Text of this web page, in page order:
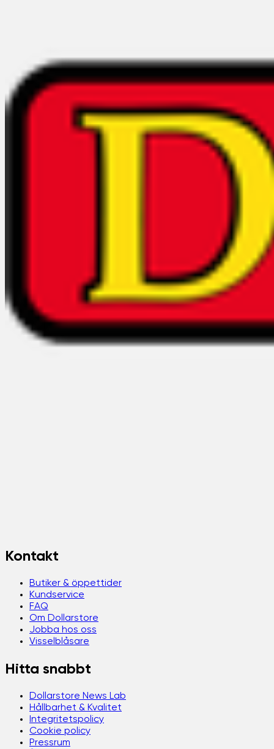
Kontakt
Butiker & öppettider
Kundservice
FAQ
Om Dollarstore
Jobba hos oss
Visselblåsare
Hitta snabbt
Dollarstore News Lab
Hållbarhet & Kvalitet
Integritetspolicy
Cookie policy
Pressrum